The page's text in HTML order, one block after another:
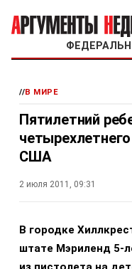
//В МИРЕ
Пятилетний
США
2 июля 2011, 09:31
В городке
штате Мэриленд 5-